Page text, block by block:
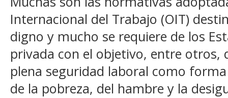
Internacional del Trabajo (OIT)
digno y mucho se requiere de los
privada con el objetivo, entre otros,
plena seguridad laboral como
de la pobreza, del hambre y la